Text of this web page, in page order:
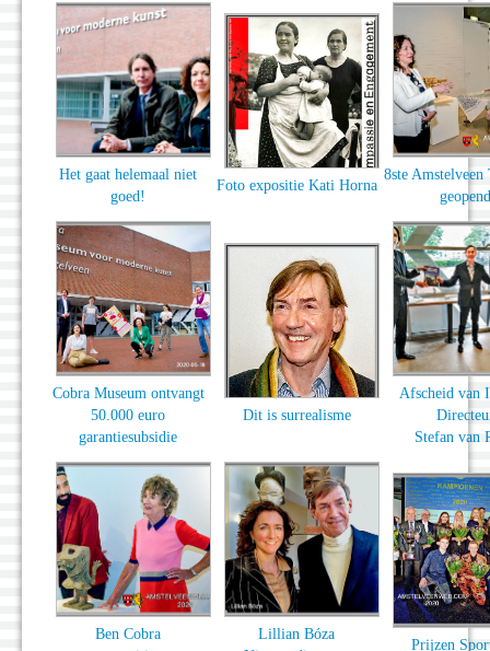
Het gaat helemaal niet
goed!
Foto expositie Kati Horna
8ste Amstelveen
geopend
Cobra Museum ontvangt
50.000 euro
garantiesubsidie
Dit is surrealisme
Afscheid van
Stefan van
Ben Cobra
Lillian Bóza
Prijzen